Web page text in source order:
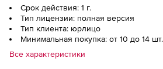
Срок действия: 1 г.
Тип лицензии: полная версия
Тип клиента: юрлицо
Минимальная покупка: от 10 до 14 шт.
Все характеристики